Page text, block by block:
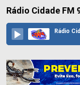
Rádio Cidade FM
Rádio